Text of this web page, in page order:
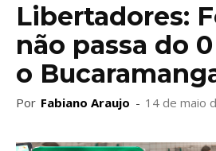
Libertadores:
não passa do
o
Por Fabiano Araujo - 14 de maio